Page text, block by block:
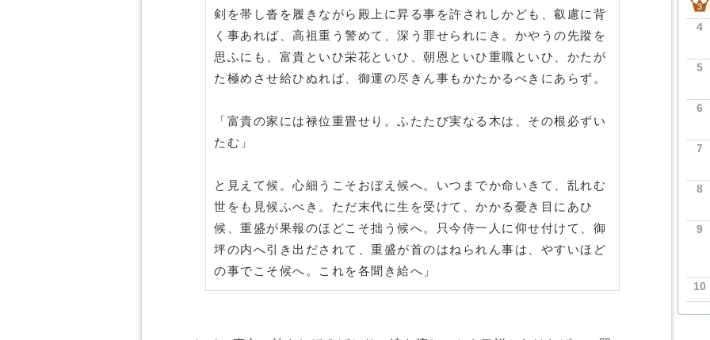
剣を帯し沓を履きながら殿上に昇る事を許されしかども、叡慮に背
く事あれば、高祖重う警めて、深う罪せられにき。かやうの先蹤を
思ふにも、富貴といひ栄花といひ、朝恩といひ重職といひ、かたが
た極めさせ給ひぬれば、御運の尽きん事もかたかるべきにあらず。
「富貴の家には禄位重畳せり。ふたたび実なる木は、その根必ずい
たむ」
と見えて候。心細うこそおぼえ候へ。いつまでか命いきて、乱れむ
世をも見候ふべき。ただ末代に生を受けて、かかる憂き目にあひ
候、重盛が果報のほどこそ拙う候へ。只今侍一人に仰せ付けて、御
坪の内へ引き出だされて、重盛が首のはねられん事は、やすいほど
の事でこそ候へ。これを各聞き給へ」
4
5
6
7
8
9
10